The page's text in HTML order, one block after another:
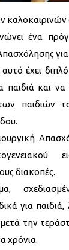
ένα
έχει
παιδιά και να
παιδιών
διακοπές.
για
την
χρόνια.